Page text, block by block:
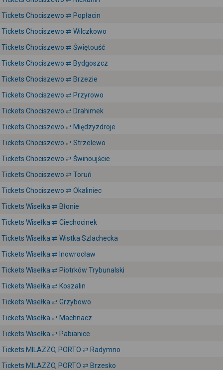
Tickets Chociszewo ⇄ Popłacin
Tickets Chociszewo ⇄ Wilczkowo
Tickets Chociszewo ⇄ Świętouść
Tickets Chociszewo ⇄ Bydgoszcz
Tickets Chociszewo ⇄ Brzezie
Tickets Chociszewo ⇄ Przyrowo
Tickets Chociszewo ⇄ Drahimek
Tickets Chociszewo ⇄ Międzyzdroje
Tickets Chociszewo ⇄ Strzelewo
Tickets Chociszewo ⇄ Świnoujście
Tickets Chociszewo ⇄ Toruń
Tickets Chociszewo ⇄ Okaliniec
Tickets Wisełka ⇄ Błonie
Tickets Wisełka ⇄ Ciechocinek
Tickets Wisełka ⇄ Wistka Szlachecka
Tickets Wisełka ⇄ Inowrocław
Tickets Wisełka ⇄ Piotrków Trybunalski
Tickets Wisełka ⇄ Koszalin
Tickets Wisełka ⇄ Grzybowo
Tickets Wisełka ⇄ Machnacz
Tickets Wisełka ⇄ Pabianice
Tickets MILAZZO, PORTO ⇄ Radymno
Tickets MILAZZO, PORTO ⇄ Brzesko